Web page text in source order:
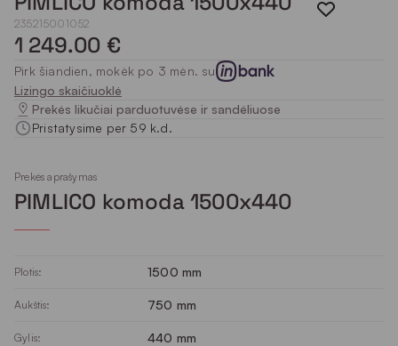
235215001052
1 249.00 €
Pirk šiandien, mokėk po 3 mėn. su
Lizingo skaičiuoklė
Prekės likučiai parduotuvėse ir sandėliuose
Pristatysime per 59 k.d.
Prekės aprašymas
PIMLICO komoda 1500x440
Plotis: 1500 mm
Aukštis: 750 mm
Gylis: 440 mm